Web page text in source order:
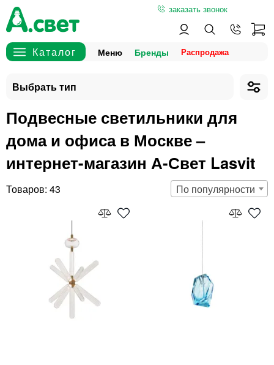
заказать звонок
Меню Бренды
Подвесные светильники для
дома и офиса в Москве –
интернет-магазин А-Свет Lasvit
43 По популярности